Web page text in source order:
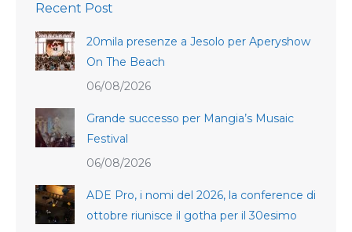
Recent Post
20mila presenze a Jesolo per Aperyshow
On The Beach
06/08/2026
Grande successo per Mangia’s Musaic
Festival
06/08/2026
ADE Pro, i nomi del 2026, la conference di
ottobre riunisce il gotha per il 30esimo